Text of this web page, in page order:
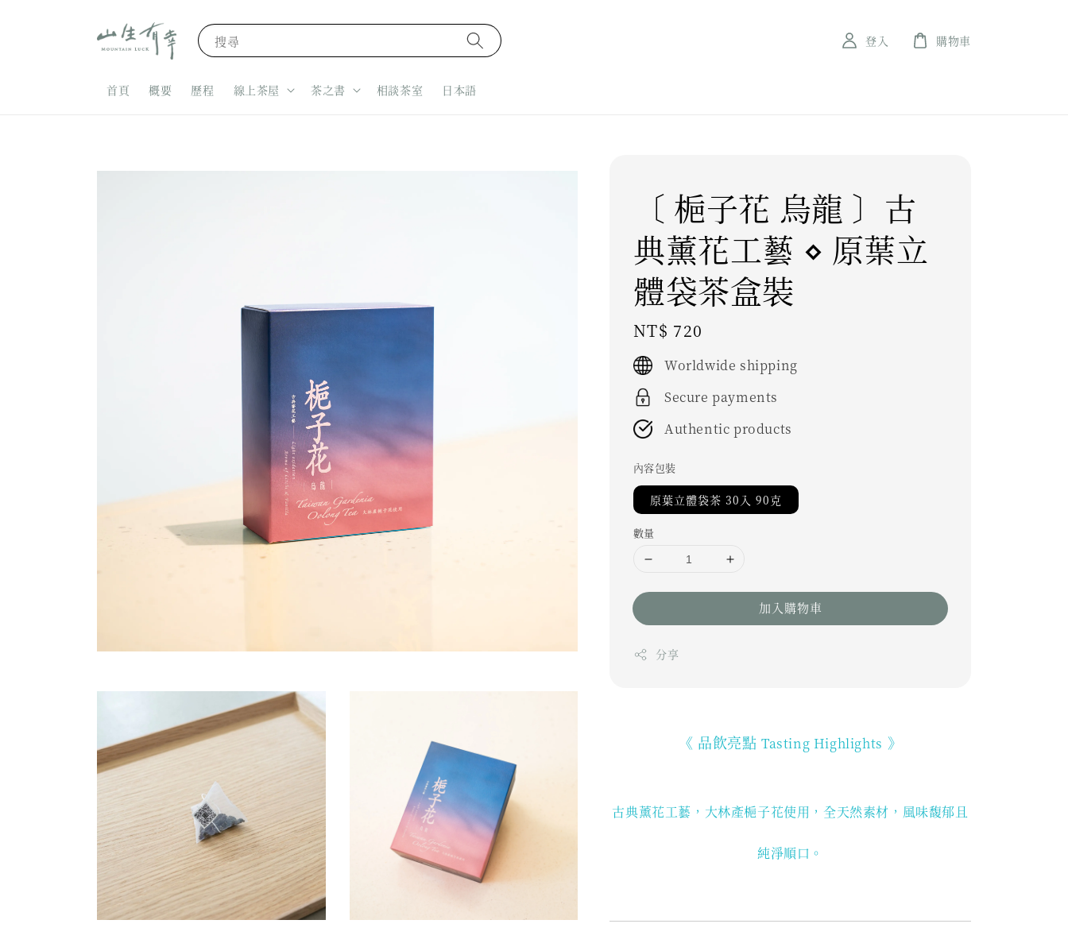
搜尋
首頁 概要 歷程 線上茶屋 茶之書 相談茶室 日本語
登入 購物車
〔 梔子花 烏龍 〕古
典薰花工藝 ⋄ 原葉立
體袋茶盒裝
Regular
price
NT$ 720
Worldwide shipping
Secure payments
Authentic products
內容包裝
原葉立體袋茶 30入 90克
數量
加入購物車
分享
《 品飲亮點Tasting Highlights 》
古典薰花工藝，大林產梔子花使用 ，全天然素材，風味馥郁且
純淨順口。